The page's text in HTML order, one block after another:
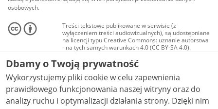
osobowych.
Treści tekstowe publikowane w serwisie (z
wyłączeniem treści audiowizualnych), są udostępniane
na licencji typu Creative Commons: uznanie autorstwa
- na tych samych warunkach 4.0 (CC BY-SA 4.0).
Materiały audiowizualne, w tym zdjęcia, materiały
audio i wideo, są udostępniane na licencji typu
Creative Commons: uznanie autorstwa użycie
niekomercyjne - bez utworów zależnych 4.0 (CC BY-
NC-ND 4.0), o ile nie jest to stwierdzone inaczej.
Dbamy o Twoją prywatność
Wykorzystujemy pliki cookie w celu zapewnienia
prawidłowego funkcjonowania naszej witryny oraz do
analizy ruchu i optymalizacji działania strony. Dzięki nim